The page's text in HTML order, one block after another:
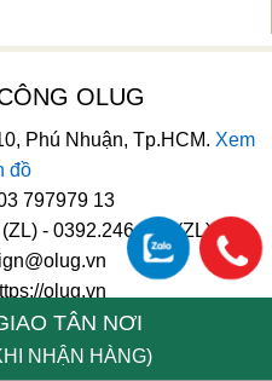
TÂN NƠI
NHẬN HÀNG)
OLUG
Phú Nhuận, Tp.HCM. Xem
đồ
797979 13
- 0392.246.246 (ZL)
olug.vn